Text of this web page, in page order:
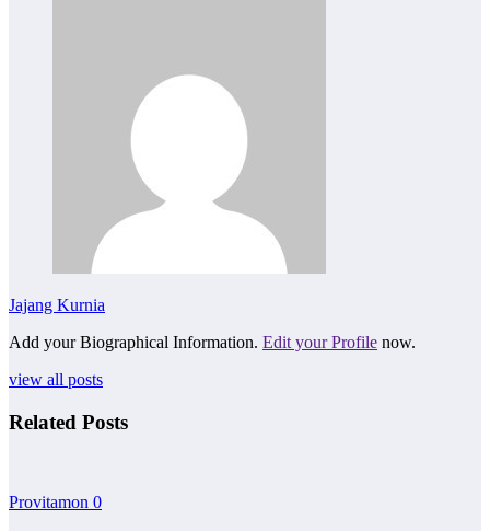
Jajang Kurnia
Add your Biographical Information. Edit your Profile now.
view all posts
Related Posts
Provitamon 0